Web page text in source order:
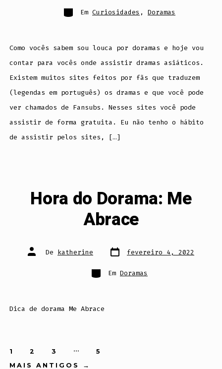
Categorias
Em Curiosidades , Doramas
Como vocês sabem sou louca por doramas e hoje vou
contar para vocês onde assistir dramas asiáticos.
Existem muitos sites feitos por fãs que traduzem
(legendas em português) os dramas e que você pode
ver chamados de Fansubs. Nesses sites você pode
assistir de forma gratuita. Eu não tenho o hábito
de assistir pelos sites, […]
Hora do Dorama: Me
Abrace
Autor
do De katherine Data
do
fevereiro 4, 2022
Categorias
Em Doramas
Dica de dorama Me Abrace
Paginação
1 2 3 …
5
MAIS ANTIGOS
→